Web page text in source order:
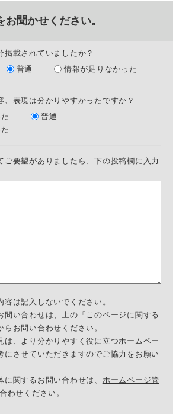
お聞かせください。
掲載されていましたか？
普通 情報が足りなかった
、表現は分かりやすかったですか？
普通
ご要望がありましたら、下の投稿欄に入力
は記入しないでください。
い合わせは、上の「このページに関する
らお問い合わせください。
、より分かりやすく役に立つホームペー
にさせていただきますのでご協力をお願い
関するお問い合わせは、 ホームページ管
わせください。